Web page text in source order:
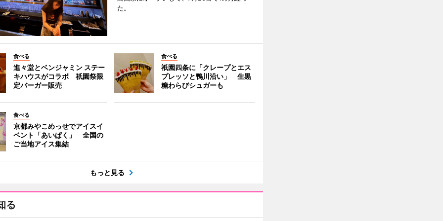
た。
食べる
進々堂とベンジャミン ステー
キハウスがコラボ 祇園祭限
定バーガー販売
食べる
祇園四条に「クレープとエス
プレッソと鴨川沿い」 生黒
糖わらびシュガーも
食べる
京都みやこめっせでアイスイ
ベント「あいぱく」 全国の
ご当地アイス集結
もっと見る
る